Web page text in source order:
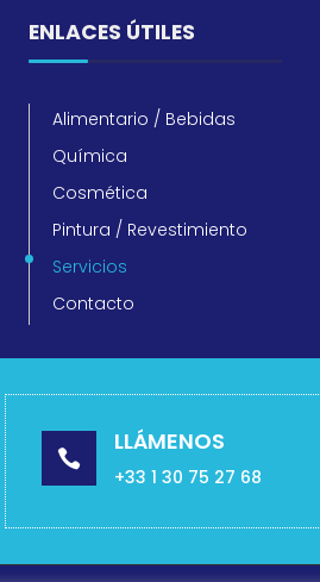
ENLACES ÚTILES
Alimentario / Bebidas
Química
Cosmética
Pintura / Revestimiento
Servicios
Contacto

LLÁMENOS
+33 1 30 75 27 68